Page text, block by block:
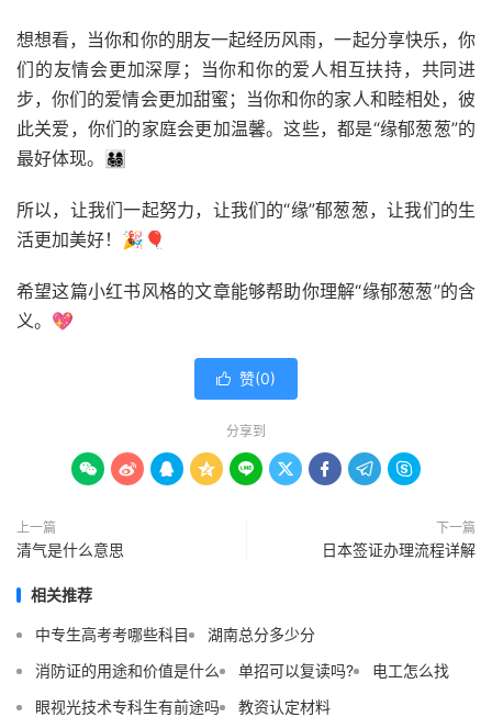
想想看，当你和你的朋友一起经历风雨，一起分享快乐，你
们的友情会更加深厚；当你和你的爱人相互扶持，共同进
步，你们的爱情会更加甜蜜；当你和你的家人和睦相处，彼
此关爱，你们的家庭会更加温馨。这些，都是“缘郁葱葱”的
最好体现。👨‍👩‍👧‍👦
所以，让我们一起努力，让我们的“缘”郁葱葱，让我们的生
活更加美好！🎉🎈
希望这篇小红书风格的文章能够帮助你理解“缘郁葱葱”的含
义。💖
 赞(0)
分享到
        
上一篇
清气是什么意思
下一篇
日本签证办理流程详解
相关推荐
中专生高考考哪些科目
湖南总分多少分
消防证的用途和价值是什么
单招可以复读吗?
电工怎么找
眼视光技术专科生有前途吗
教资认定材料